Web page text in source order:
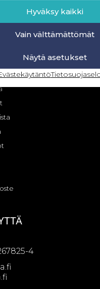
Hyväksy kaikki
Vain välttämättömät
Näytä asetukset
4